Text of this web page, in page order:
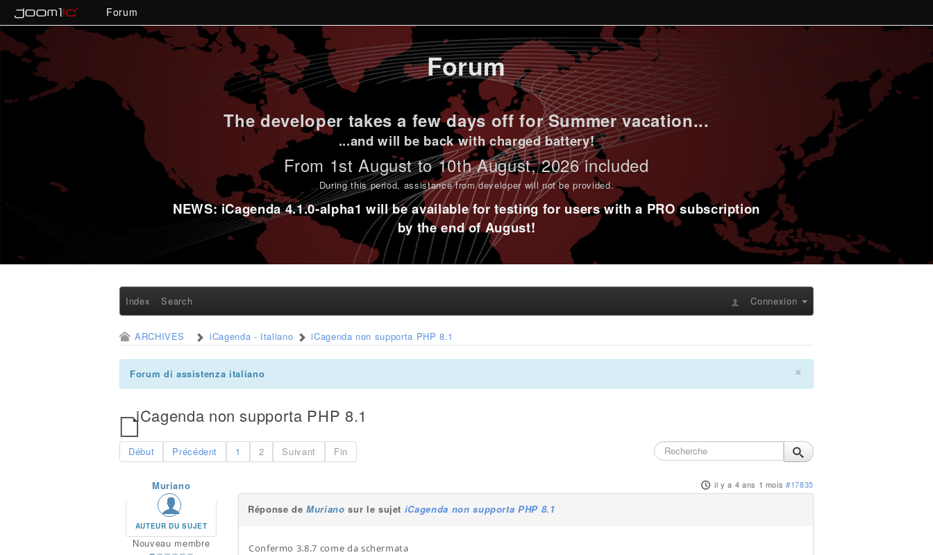
Forum
Forum
The developer takes a few days off for Summer vacation...
...and will be back with charged battery!
From 1st August to 10th August, 2026 included
During this period, assistance from developer will not be provided.
NEWS: iCagenda 4.1.0-alpha1 will be available for testing for users with a PRO subscription
by the end of August!
Index Search Connexion
ARCHIVES iCagenda - Italiano iCagenda non supporta PHP 8.1
×
Forum di assistenza italiano
iCagenda non supporta PHP 8.1
Début Précédent 1 2 Suivant Fin
Muriano
AUTEUR DU SUJET
Nouveau membre
il y a 4 ans 1 mois #17835
Réponse deMuriano sur le sujet iCagenda non supporta PHP 8.1
Confermo 3.8.7 come da schermata